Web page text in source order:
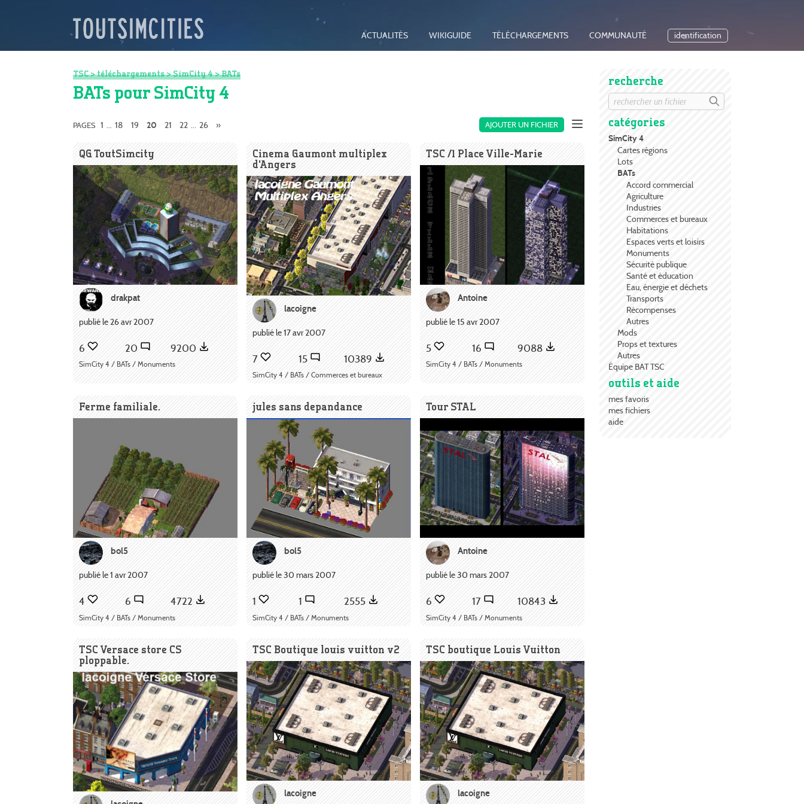
ACTUALITÉS WIKIGUIDE TÉLÉCHARGEMENTS COMMUNAUTÉ identification
recherche
catégories
SimCity 4
Cartes régions
Lots
BATs
Accord commercial
Agriculture
Industries
Commerces et bureaux
Habitations
Espaces verts et loisirs
Monuments
Sécurité publique
Santé et éducation
Eau, énergie et déchets
Transports
Récompenses
Autres
Mods
Props et textures
Autres
Équipe BAT TSC
outils et aide
mes favoris
mes fichiers
aide
TSC>téléchargements>SimCity 4>BATs
BATs pour SimCity 4
AJOUTER UN FICHIER
PAGES 1 ... 18 19 20 21 22 ... 26 »
QG ToutSimcity
drakpat
publié le 26 avr 2007
6 20 9200
SimCity 4 / BATs / Monuments
Cinema Gaumont multiplex
d'Angers
lacoigne
publié le 17 avr 2007
7 15 10389
SimCity 4 / BATs / Commerces et bureaux
TSC /1 Place Ville-Marie
Antoine
publié le 15 avr 2007
5 16 9088
SimCity 4 / BATs / Monuments
Ferme familiale.
bol5
publié le 1 avr 2007
4 6 4722
SimCity 4 / BATs / Monuments
jules sans depandance
bol5
publié le 30 mars 2007
1 1 2555
SimCity 4 / BATs / Monuments
Tour STAL
Antoine
publié le 30 mars 2007
6 17 10843
SimCity 4 / BATs / Monuments
TSC Versace store CS
ploppable.
TSC Boutique louis vuitton v2
lacoigne
TSC boutique Louis Vuitton
lacoigne